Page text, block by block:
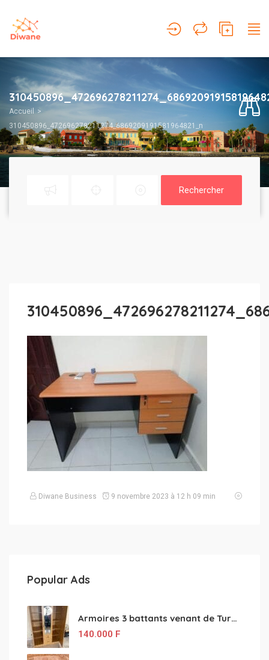
Accueil
310450896_472696278211274_6869209191581964821_n
Rechercher
Diwane Business 9 novembre 2023 à 12 h 09 min
Popular Ads
Armoires 3 battants venant de Turquie disponibles
140.000 F